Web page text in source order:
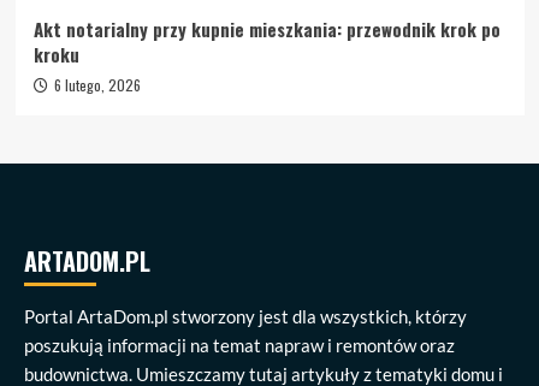
Akt notarialny przy kupnie mieszkania: przewodnik krok po
kroku
6 lutego, 2026
ARTADOM.PL
Portal ArtaDom.pl stworzony jest dla wszystkich, którzy
poszukują informacji na temat napraw i remontów oraz
budownictwa. Umieszczamy tutaj artykuły z tematyki domu i